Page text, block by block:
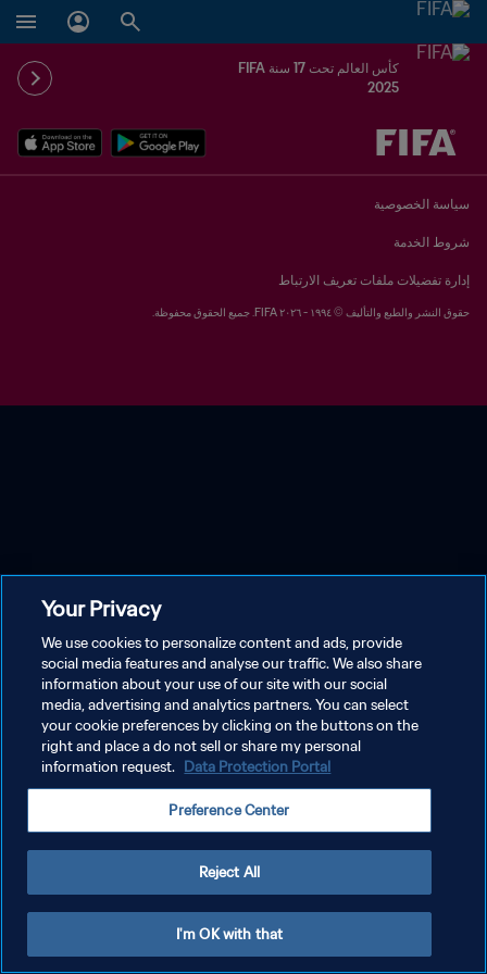
كأس العالم تحت 17 سنة FIFA
2025
يُحدَّد لاحقاً ضد يُحدَّد لاحقاً
سياسة الخصوصية
شروط الخدمة
إدارة تفضيلات ملفات تعريف الارتباط
حقوق النشر والطبع والتأليف © ١٩٩٤ - ٢٠٢٦ FIFA. جميع الحقوق محفوظة.
Your Privacy
We use cookies to personalize content and ads, provide
social media features and analyse our traffic. We also share
information about your use of our site with our social
media, advertising and analytics partners. You can select
your cookie preferences by clicking on the buttons on the
right and place a do not sell or share my personal
information request. Data Protection Portal
Preference Center
Reject All
I'm OK with that